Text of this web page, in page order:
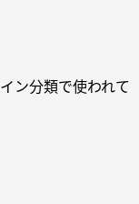
ン分類で使われて